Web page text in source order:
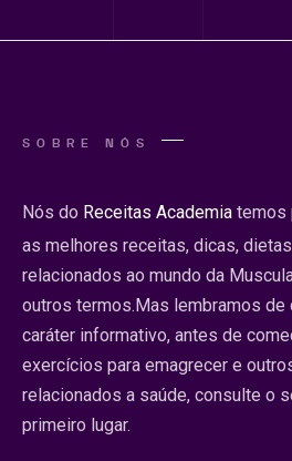
SOBRE NÓS
Nós do Receitas Academia temos
as melhores receitas, dicas,
relacionados ao mundo da
outros termos.Mas lembramos de
caráter informativo, antes de
exercícios para emagrecer e
relacionados a saúde, consulte o
primeiro lugar.